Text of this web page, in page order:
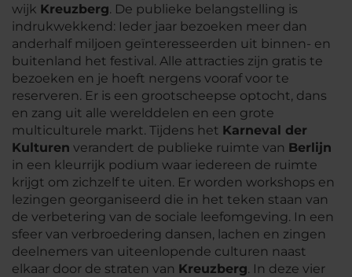
wijk Kreuzberg. De publieke belangstelling is
indrukwekkend: Ieder jaar bezoeken meer dan
anderhalf miljoen geïnteresseerden uit binnen- en
buitenland het festival. Alle attracties zijn gratis te
bezoeken en je hoeft nergens vooraf voor te
reserveren. Er is een grootscheepse optocht, dans
en zang uit alle werelddelen en een grote
multiculturele markt. Tijdens het Karneval der
Kulturen verandert de publieke ruimte van Berlijn
in een kleurrijk podium waar iedereen de ruimte
krijgt om zichzelf te uiten. Er worden workshops en
lezingen georganiseerd die in het teken staan van
de verbetering van de sociale leefomgeving. In een
sfeer van verbroedering dansen, lachen en zingen
deelnemers van uiteenlopende culturen naast
elkaar door de straten van Kreuzberg. In deze vier